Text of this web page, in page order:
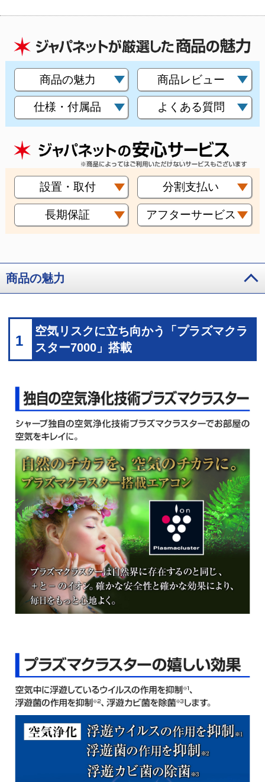
商品の魅力 商品レビュー
仕様・付属品 よくある質問
設置・取付 分割支払い
長期保証 アフターサービス
商品の魅力
1
空気リスクに立ち向かう「プラズマクラ
スター7000」搭載